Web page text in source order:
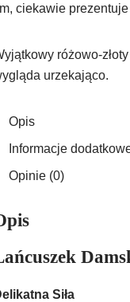
ciekawie
różowo-
urzekająco.
Opis
Informacje
Opinie (0)
Siła